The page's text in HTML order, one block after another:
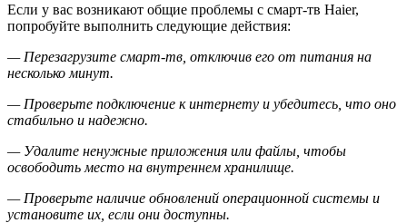
Если у вас возникают общие проблемы с смарт-тв Haier,
попробуйте выполнить следующие действия:
— Перезагрузите смарт-тв, отключив его от питания на
несколько минут.
— Проверьте подключение к интернету и убедитесь, что оно
стабильно и надежно.
— Удалите ненужные приложения или файлы, чтобы
освободить место на внутреннем хранилище.
— Проверьте наличие обновлений операционной системы и
установите их, если они доступны.